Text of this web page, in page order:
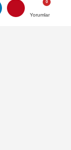
Yorumlar
Yorumlar